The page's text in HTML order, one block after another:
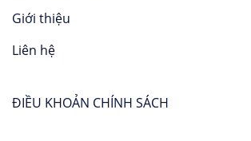
Giới thiệu
Liên hệ
ĐIỀU KHOẢN CHÍNH SÁCH